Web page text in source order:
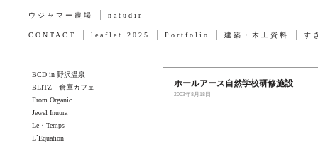
ウジャマー農場 natudir
CONTACT leaflet 2025 Portfolio 建築・木工資料 す
BCD in 野沢温泉
BLITZ 倉庫カフェ
From Organic
Jewel Inuura
Le・Temps
L`Equation
ホールアース自然学校研修施設
2003年8月18日